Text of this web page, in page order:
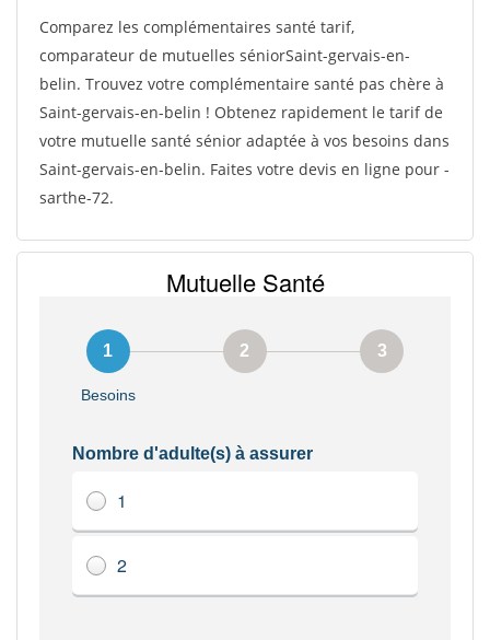
Comparez les complémentaires santé tarif,
comparateur de mutuelles séniorSaint-gervais-en-
belin. Trouvez votre complémentaire santé pas chère à
Saint-gervais-en-belin ! Obtenez rapidement le tarif de
votre mutuelle santé sénior adaptée à vos besoins dans
Saint-gervais-en-belin. Faites votre devis en ligne pour -
sarthe-72.